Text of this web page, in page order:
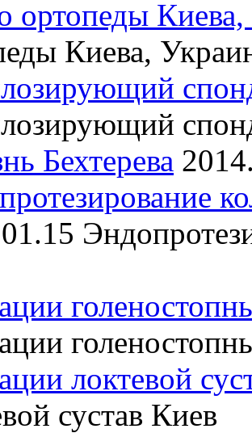
ортопеды
Киева,
Бехтерева
локтевой
сустав Киев